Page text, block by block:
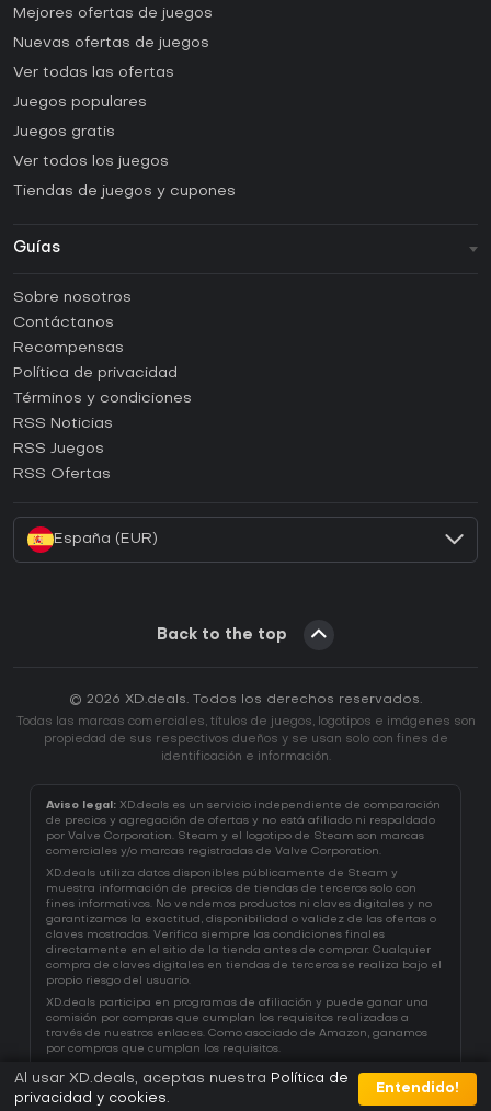
Mejores ofertas de juegos
Nuevas ofertas de juegos
Ver todas las ofertas
Juegos populares
Juegos gratis
Ver todos los juegos
Tiendas de juegos y cupones
Guías
Guías y tutoriales
¿Cómo activar una CD Key de Steam?
¿Cómo activar una CD Key de Epic Games?
¿Cómo activar una CD Key de GOG?
¿Cómo activar una CD Key de Ubisoft Connect?
Sobre nosotros
Contáctanos
Recompensas
Política de privacidad
Términos y condiciones
RSS Noticias
RSS Juegos
RSS Ofertas
España (EUR)
Back to the top
© 2026 XD.deals. Todos los derechos reservados.
Todas las marcas comerciales, títulos de juegos, logotipos e imágenes son
propiedad de sus respectivos dueños y se usan solo con fines de
identificación e información.
Aviso legal: XD.deals es un servicio independiente de comparación
de precios y agregación de ofertas y no está afiliado ni respaldado
por Valve Corporation. Steam y el logotipo de Steam son marcas
comerciales y/o marcas registradas de Valve Corporation.
XD.deals utiliza datos disponibles públicamente de Steam y
muestra información de precios de tiendas de terceros solo con
fines informativos. No vendemos productos ni claves digitales y no
garantizamos la exactitud, disponibilidad o validez de las ofertas o
claves mostradas. Verifica siempre las condiciones finales
directamente en el sitio de la tienda antes de comprar. Cualquier
compra de claves digitales en tiendas de terceros se realiza bajo el
propio riesgo del usuario.
XD.deals participa en programas de afiliación y puede ganar una
comisión por compras que cumplan los requisitos realizadas a
través de nuestros enlaces. Como asociado de Amazon, ganamos
por compras que cumplan los requisitos.
Al usar XD.deals, aceptas nuestra Política de
privacidad y cookies
Entendido!